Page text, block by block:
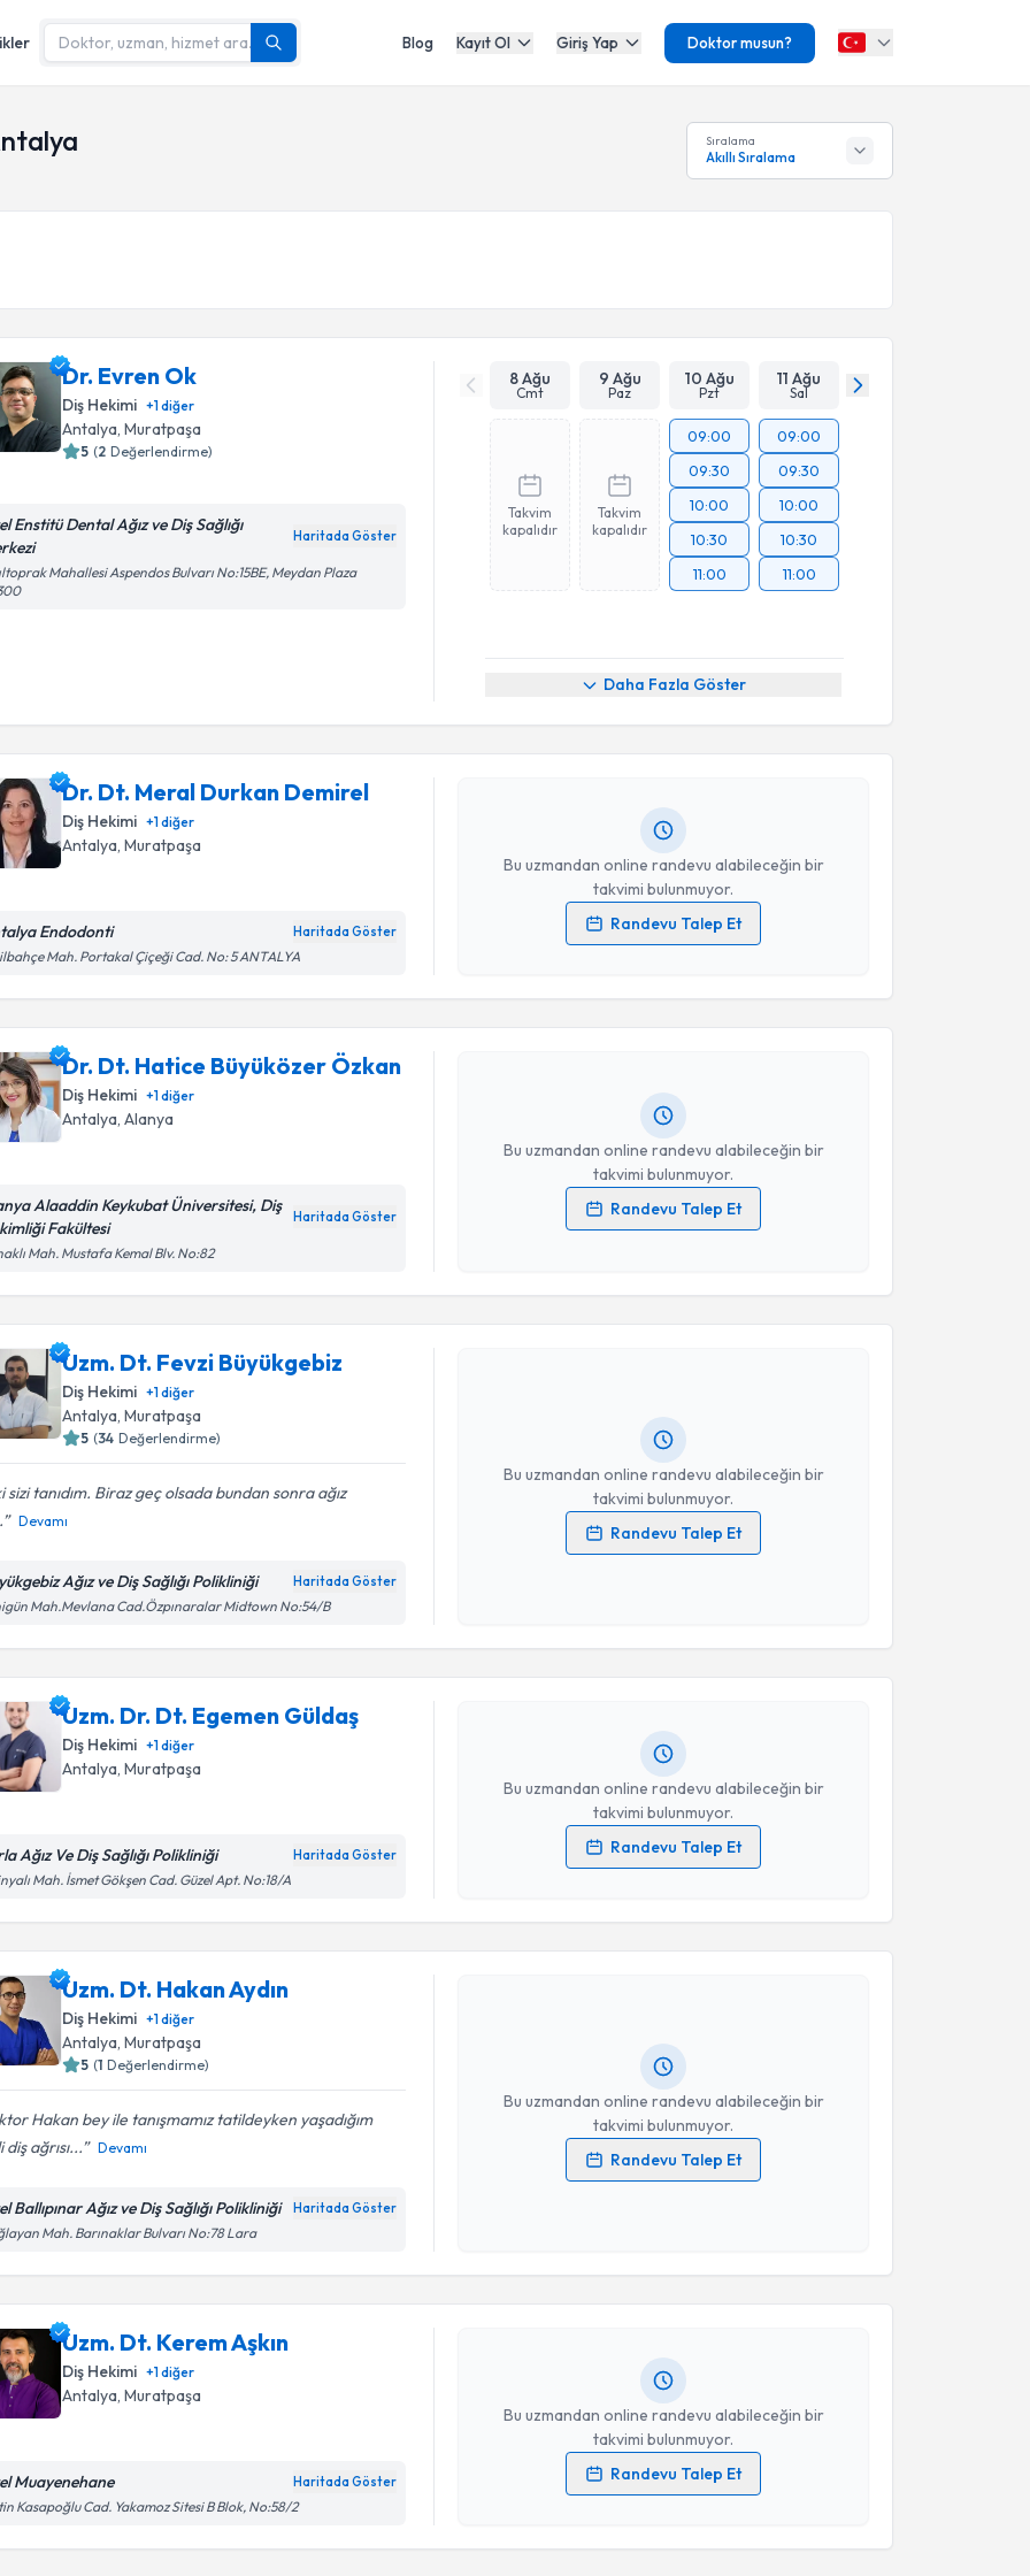
Blog Kayıt Ol Giriş Yap Doktor musun?
Sıralama
Akıllı Sıralama
Dr. Evren Ok
Diş Hekimi +1diğer
Antalya,Muratpaşa
5 (2 Değerlendirme)
Enstitü Dental Ağız ve Diş Sağlığı
Haritada Göster
Mahallesi Aspendos Bulvarı No:15BE, Meydan Plaza
8 Ağu
Cmt
9 Ağu
Paz
10 Ağu
Pzt
11 Ağu
Sal
Takvim
kapalıdır
Takvim
kapalıdır
09:00
09:30
10:00
10:30
11:00
09:00
09:30
10:00
10:30
11:00
Daha Fazla Göster
Dr. Dt. Meral Durkan Demirel
Diş Hekimi +1diğer
Antalya ,Muratpaşa
Endodonti Haritada Göster
Mah. Portakal Çiçeği Cad. No: 5 ANTALYA
Bu uzmandan online randevu alabileceğin bir
takvimi bulunmuyor.
Randevu Talep Et
Randevu Takvimi Talebi
Kişisel verilerimin işlenmesine ilişkinAydınlatma Metni
Dr. Dt. Hatice Büyüközer Özkan
Diş Hekimi +1diğer
Antalya ,Alanya
Alaaddin Keykubat Üniversitesi, Diş
Fakültesi
Haritada Göster
Mah. Mustafa Kemal Blv. No:82
Bu uzmandan online randevu alabileceğin bir
takvimi bulunmuyor.
Randevu Talep Et
Randevu Takvimi Talebi
Dr. Dt. Hatice Büyüközer Özkaniçin randevu takvimi talebi
oluşturun. Size bu uzmandan randevu almanız için bir takvim
Kişisel verilerimin işlenmesine ilişkinAydınlatma Metni
Uzm. Dt. Fevzi Büyükgebiz
Diş Hekimi +1diğer
Antalya ,Muratpaşa
5 (34 Değerlendirme)
sizi tanıdım. Biraz geç olsada bundan sonra ağız
Devamı
Ağız ve Diş Sağlığı Polikliniği Haritada Göster
Mah.Mevlana Cad.Özpınaralar Midtown No:54/B
Bu uzmandan online randevu alabileceğin bir
takvimi bulunmuyor.
Randevu Talep Et
Randevu Takvimi Talebi
Uzm. Dt. Fevzi Büyükgebiz
Kişisel verilerimin işlenmesine ilişkinAydınlatma Metni
Takvim Talebini Gönder
Uzm. Dr. Dt. Egemen Güldaş
Diş Hekimi +1diğer
Antalya ,Muratpaşa
Ağız Ve Diş Sağlığı Polikliniği Haritada Göster
Mah. İsmet Gökşen Cad. Güzel Apt. No:18/A
Bu uzmandan online randevu alabileceğin bir
takvimi bulunmuyor.
Randevu Talep Et
Kişisel verilerimin işlenmesine ilişkinAydınlatma Metni
Uzm. Dt. Hakan Aydın
Diş Hekimi +1diğer
Antalya ,Muratpaşa
5 (1 Değerlendirme)
Hakan bey ile tanışmamız tatildeyken yaşadığım
diş ağrısı...
Devamı
Ballıpınar Ağız ve Diş Sağlığı Polikliniği Haritada Göster
Mah. Barınaklar Bulvarı No:78 Lara
Bu uzmandan online randevu alabileceğin bir
takvimi bulunmuyor.
Randevu Talep Et
Randevu Takvimi Talebi
Uzm. Dt. Hakan Aydın
Kişisel verilerimin işlenmesine ilişkinAydınlatma Metni
Takvim Talebini Gönder
Uzm. Dt. Kerem Aşkın
Diş Hekimi +1diğer
Antalya ,Muratpaşa
Muayenehane Haritada Göster
Kasapoğlu Cad. Yakamoz Sitesi B Blok, No:58/2
Bu uzmandan online randevu alabileceğin bir
takvimi bulunmuyor.
Randevu Talep Et
Kişisel verilerimin işlenmesine ilişkinAydınlatma Metni
Randevu Takvimi Talebi